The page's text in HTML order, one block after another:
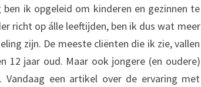
ik opgeleid om kinderen en gezinnen te
richt op álle leeftijden, ben ik dus wat meer
zijn. De meeste cliënten die ik zie, vallen
12 jaar oud. Maar ook jongere (en oudere)
een artikel over de ervaring met